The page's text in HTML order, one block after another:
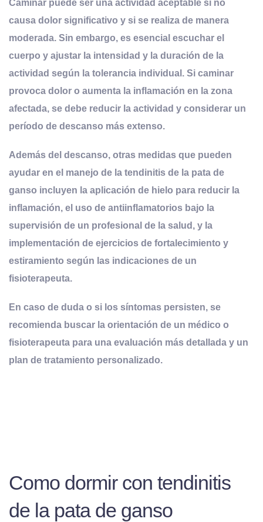
Caminar puede ser una actividad aceptable si no
causa dolor significativo y si se realiza de manera
moderada. Sin embargo, es esencial escuchar el
cuerpo y ajustar la intensidad y la duración de la
actividad según la tolerancia individual . Si caminar
provoca dolor o aumenta la inflamación en la zona
afectada, se debe reducir la actividad y considerar un
período de descanso más extenso.
Además del descanso, otras medidas que pueden
ayudar en el manejo de la tendinitis de la pata de
ganso incluyen la aplicación de hielo para reducir la
inflamación, el uso de antiinflamatorios bajo la
supervisión de un profesional de la salud, y la
implementación de ejercicios de fortalecimiento y
estiramiento según las indicaciones de un
fisioterapeuta.
En caso de duda o si los síntomas persisten, se
recomienda buscar la orientación de un médico o
fisioterapeuta para una evaluación más detallada y un
plan de tratamiento personalizado.
Como dormir con tendinitis
de la pata de ganso